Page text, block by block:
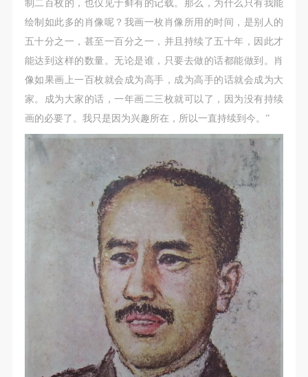
制二百枚的，也仅见于鲜有的记载。那么，为什么只有我能
绘制如此多的肖像呢？我画一枚肖像所用的时间，是别人的
五十分之一，甚至一百分之一，并且持续了五十年，因此才
能达到这样的数量。无论是谁，只要去做的话都能做到。肖
像如果画上一百枚就会成为高手，成为高手的话就会成为大
家。成为大家的话，一年画二三枚就可以了，因为没有持续
画的必要了。我只是因为兴趣所在，所以一直持续到今。”